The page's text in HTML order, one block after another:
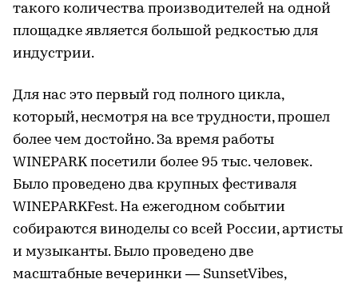
такого количества производителей на одной
площадке является большой редкостью для
индустрии.
Для нас это первый год полного цикла,
который, несмотря на все трудности, прошел
более чем достойно. За время работы
WINEPARK посетили более 95 тыс. человек.
Было проведено два крупных фестиваля
WINEPARKFest. На ежегодном событии
собираются виноделы со всей России, артисты
и музыканты. Было проведено две
масштабные вечеринки — SunsetVibes,